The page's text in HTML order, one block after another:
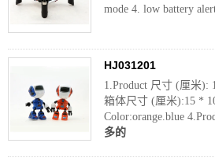
mode 4. low battery
HJ031201
1.Product 尺寸 (厘米):
箱体尺寸 (厘米):15 *
Color:orange.blue
多的